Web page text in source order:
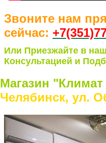
Звоните нам
сейчас:
Или Приезжайте в
Консультацией и
Магазин
Челябинск, ул.